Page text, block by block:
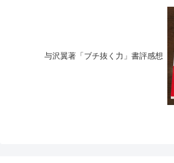
与沢翼著「ブチ抜く力」書評感想